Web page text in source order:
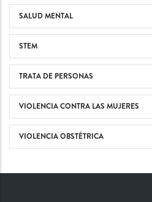
SALUD MENTAL
STEM
TRATA DE PERSONAS
VIOLENCIA CONTRA LAS MUJERES
VIOLENCIA OBSTÉTRICA